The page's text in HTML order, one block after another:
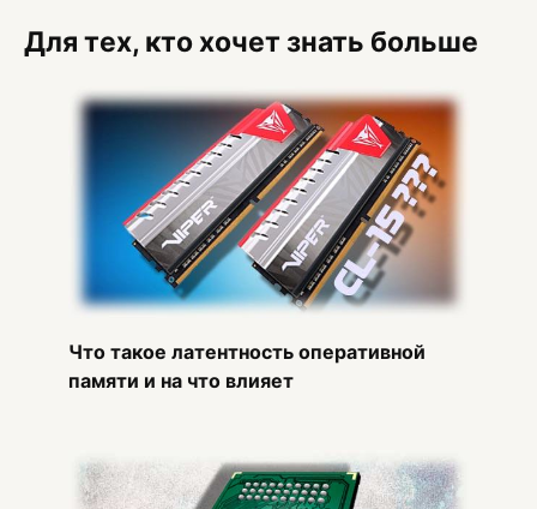
Для тех, кто хочет знать больше
Что такое латентность оперативной
памяти и на что влияет